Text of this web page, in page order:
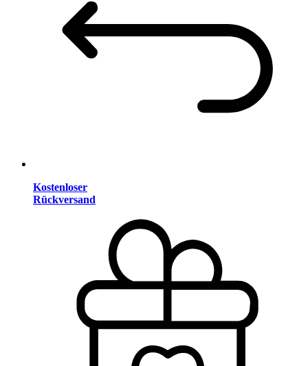
Kostenloser
Rückversand